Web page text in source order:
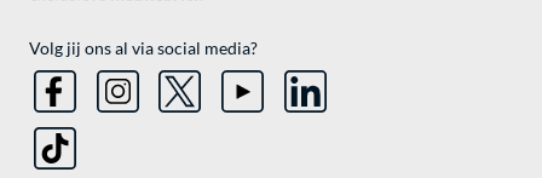
Volg jij ons al via social media?